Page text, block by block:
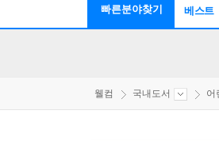
빠른분야찾기 베스트
웰컴 국내도서 어